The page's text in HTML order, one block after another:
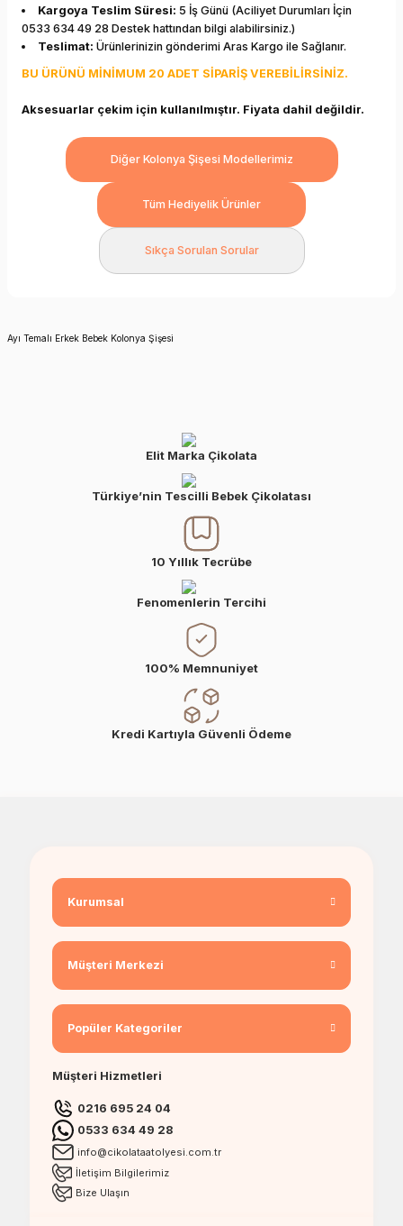
Kargoya Teslim Süresi: 5 İş Günü (Aciliyet Durumları İçin
0533 634 49 28 Destek hattından bilgi alabilirsiniz.)
Teslimat: Ürünlerinizin gönderimi Aras Kargo ile Sağlanır.
BU ÜRÜNÜ MİNİMUM 20 ADET SİPARİŞ VEREBİLİRSİNİZ.
Aksesuarlar çekim için kullanılmıştır. Fiyata dahil değildir.
Diğer Kolonya Şişesi Modellerimiz
Tüm Hediyelik Ürünler
Sıkça Sorulan Sorular
Ayı Temalı Erkek Bebek Kolonya Şişesi
Elit Marka Çikolata
Türkiye’nin Tescilli Bebek Çikolatası
10 Yıllık Tecrübe
Fenomenlerin Tercihi
100% Memnuniyet
Kredi Kartıyla Güvenli Ödeme
Kurumsal
Müşteri Merkezi
Popüler Kategoriler
Müşteri Hizmetleri
0216 695 24 04
0533 634 49 28
info@cikolataatolyesi.com.tr
İletişim Bilgilerimiz
Bize Ulaşın